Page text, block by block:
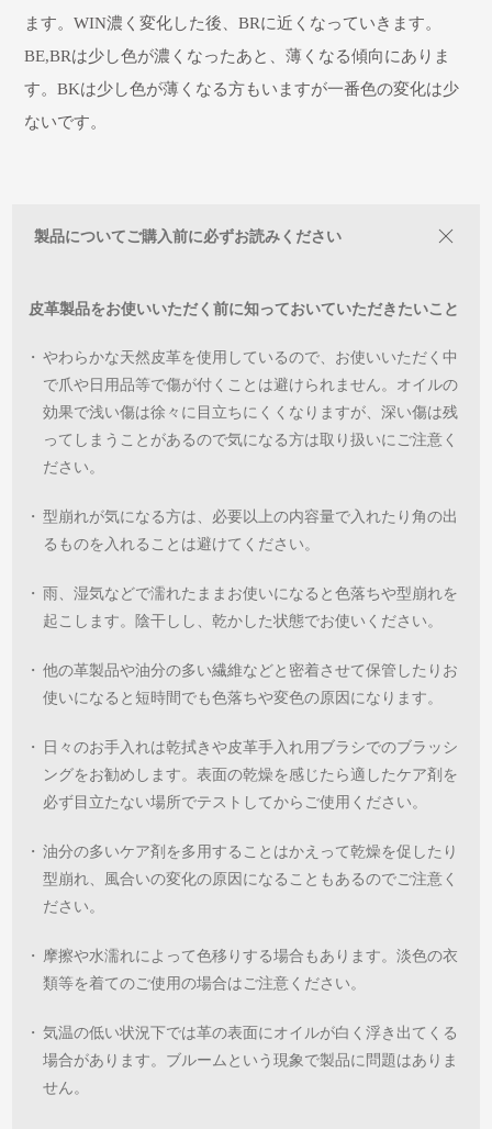
ます。WIN濃く変化した後、BRに近くなっていきます。
BE,BRは少し色が濃くなったあと、薄くなる傾向にありま
す。BKは少し色が薄くなる方もいますが一番色の変化は少
ないです。
製品についてご購入前に必ずお読みください
皮革製品をお使いいただく前に知っておいていただきたいこと
・ やわらかな天然皮革を使用しているので、お使いいただく中
で爪や日用品等で傷が付くことは避けられません。オイルの
効果で浅い傷は徐々に目立ちにくくなりますが、深い傷は残
ってしまうことがあるので気になる方は取り扱いにご注意く
ださい。
・ 型崩れが気になる方は、必要以上の内容量で入れたり角の出
るものを入れることは避けてください。
・ 雨、湿気などで濡れたままお使いになると色落ちや型崩れを
起こします。陰干しし、乾かした状態でお使いください。
・ 他の革製品や油分の多い繊維などと密着させて保管したりお
使いになると短時間でも色落ちや変色の原因になります。
・
日々のお手入れは乾拭きや皮革手入れ用ブラシでのブラッシ
ングをお勧めします。表面の乾燥を感じたら適したケア剤を
必ず目立たない場所でテストしてからご使用ください。
・ 油分の多いケア剤を多用することはかえって乾燥を促したり
型崩れ、風合いの変化の原因になることもあるのでご注意く
ださい。
・ 摩擦や水濡れによって色移りする場合もあります。淡色の衣
類等を着てのご使用の場合はご注意ください。
・ 気温の低い状況下では革の表面にオイルが白く浮き出てくる
場合があります。ブルームという現象で製品に問題はありま
せん。